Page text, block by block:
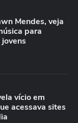
Mendes, veja
para
vício em
acessava sites